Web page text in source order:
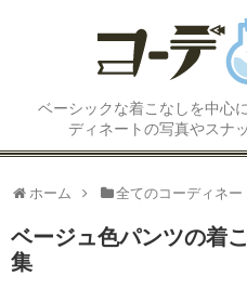
ベーシックな着こなしを中心
ディネートの写真やスナ
ホーム 全てのコーディネー
ベージュ色パンツの着
集
コーディネートTOP
トップス
パンツ